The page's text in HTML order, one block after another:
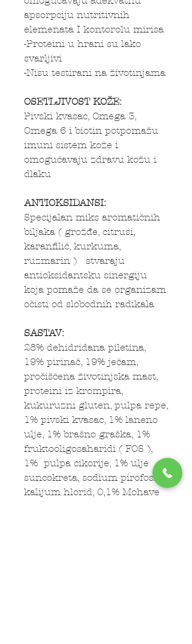
apsorpciju nutritivnih
elemenata I kontorolu mirisa
-Proteini u hrani su lako
svarljivi
-Nisu testirani na životinjama
OSETLJIVOST KOŽE:
Pivski kvasac, Omega 3,
Omega 6 i biotin potpomažu
imuni sistem kože i
omogućavaju zdravu kožu i
dlaku
ANTIOKSIDANSI:
Specijalan miks aromatičnih
biljaka ( grožđe, citrusi,
karanfilić, kurkuma,
ruzmarin ) stvaraju
antioksidantsku sinergiju
koja pomaže da se organizam
očisti od slobodnih radikala
SASTAV:
28% dehidridana piletina,
19% pirinač, 19% ječam,
pročišćena životinjska mast,
proteini iz krompira,
kukuruzni gluten, pulpa repe,
1% pivski kvasac, 1% laneno
ulje, 1% brašno graška, 1%
fruktooligosaharidi ( FOS ),
1% pulpa cikorije, 1% ulje
suncokreta, sodium pirofosfat,
kalijum hlorid, 0,1% Mohave